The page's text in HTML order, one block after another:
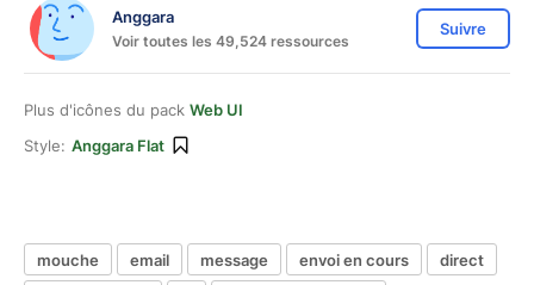
Anggara
Voir toutes les 49,524 ressources
Suivre
Plus d'icônes du pack Web UI
Style: Anggara Flat
mouche email message envoi en cours
direct